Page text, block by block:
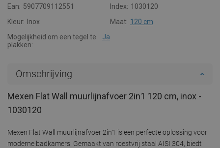
Ean: 5907709112551 Index: 1030120
Kleur:
Inox Maat: 120 cm
Mogelijkheid om een tegel te
plakken:
Ja
Omschrijving
Mexen Flat Wall muurlijnafvoer 2in1 120 cm, inox -
1030120
Mexen Flat Wall muurlijnafvoer 2in1 is een perfecte oplossing voor
moderne badkamers. Gemaakt van roestvrij staal AISI 304, biedt